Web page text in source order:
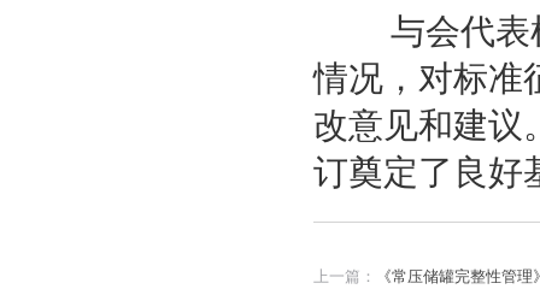
与会代表根
情况，对标准
改意见和建议
订奠定了良好
上一篇：
《常压储罐完整性管